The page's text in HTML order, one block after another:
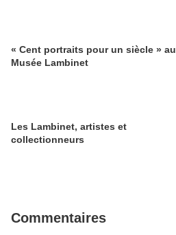
« Cent portraits pour un siècle » au
Musée Lambinet
Les Lambinet, artistes et
collectionneurs
Commentaires